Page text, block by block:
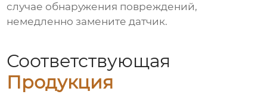
случае обнаружения повреждений,
немедленно замените датчик.
Соответствующая
Продукция